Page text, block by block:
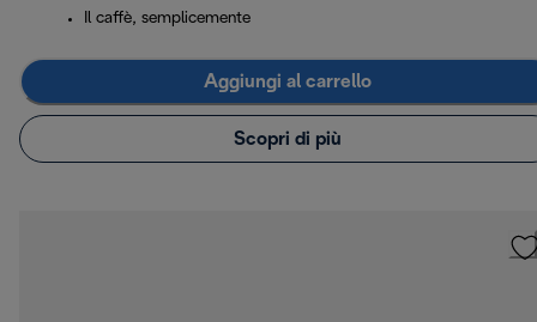
Il caffè, semplicemente
Aggiungi al carrello
Scopri di più